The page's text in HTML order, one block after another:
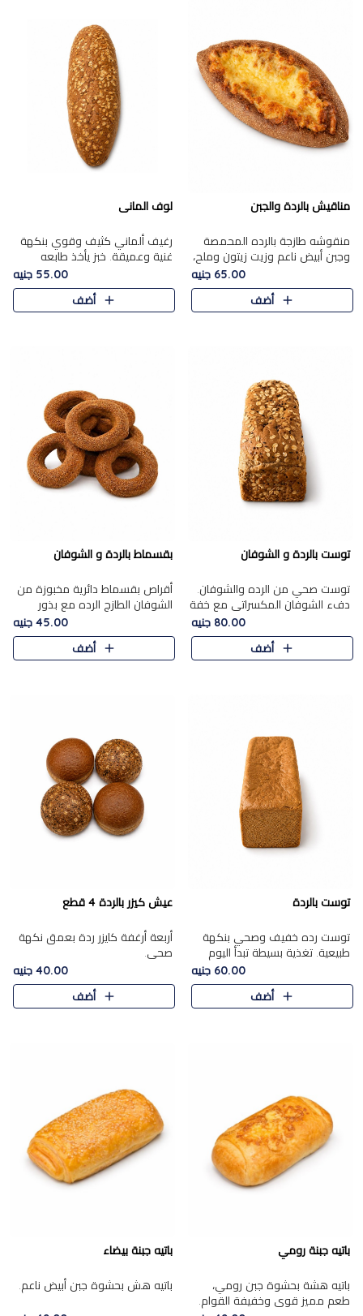
مناقيش بالردة والجبن
منقوشه طازجة بالرده المحمصة
وجبن أبيض ناعم وزيت زيتون وملح،
مباشرة من الفرن.الرده مع نعومة
الجبن فوق عجينة طازجة.
65.00 جنيه
أضف
لوف المانى
رغيف ألماني كثيف وقوي بنكهة
غنية وعميقة. خبز يأخذ طابعه
55.00 جنيه
أضف
توست بالردة و الشوفان
توست صحي من الرده والشوفان.
دفء الشوفان المكسراتي مع خفة
80.00 جنيه
أضف
بقسماط بالردة و الشوفان
أقراص بقسماط دائرية مخبوزة من
الشوفان الطازج الرده مع بذور
مختارة. قرمشة الحبوب والبذور،
بداية صحية لكل صباح.
45.00 جنيه
أضف
توست بالردة
توست رده خفيف وصحي بنكهة
طبيعية. تغذية بسيطة تبدأ اليوم
60.00 جنيه
أضف
عيش كيزر بالردة 4 قطع
أربعة أرغفة كايزر ردة بعمق نكهة
صحي.
40.00 جنيه
أضف
باتيه جبنة رومي
باتيه هشة بحشوة جبن رومي،
طعم مميز قوي وخفيفة القوام.
باتيه جبنة بيضاء
باتيه هش بحشوة جبن أبيض ناعم.